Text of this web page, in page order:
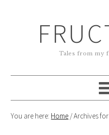
Tales from my
You are here: Home /Archives